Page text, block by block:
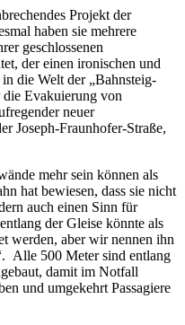
Projekt der
haben sie mehrere
geschlossenen
der einen ironischen und
die Welt der „Bahnsteig-
Evakuierung von
neuer
Joseph-Fraunhofer-Straße,
mehr sein können als
hat bewiesen, dass sie nicht
auch einen Sinn für
der Gleise könnte als
werden, aber wir nennen ihn
Alle 500 Meter sind entlang
damit im Notfall
und umgekehrt Passagiere